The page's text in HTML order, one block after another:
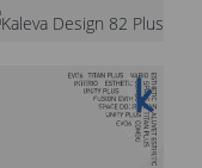
10 ЛЕТ ГАРАНТИИ